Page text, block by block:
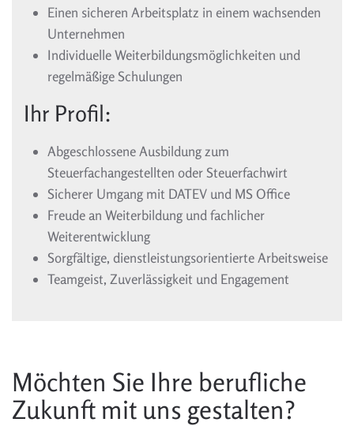
Einen sicheren Arbeitsplatz in einem wachsenden
Unternehmen
Individuelle Weiterbildungsmöglichkeiten und
regelmäßige Schulungen
Ihr Profil:
Abgeschlossene Ausbildung zum
Steuerfachangestellten oder Steuerfachwirt
Sicherer Umgang mit DATEV und MS Office
Freude an Weiterbildung und fachlicher
Weiterentwicklung
Sorgfältige, dienstleistungsorientierte Arbeitsweise
Teamgeist, Zuverlässigkeit und Engagement
Möchten Sie Ihre berufliche
Zukunft mit uns gestalten?